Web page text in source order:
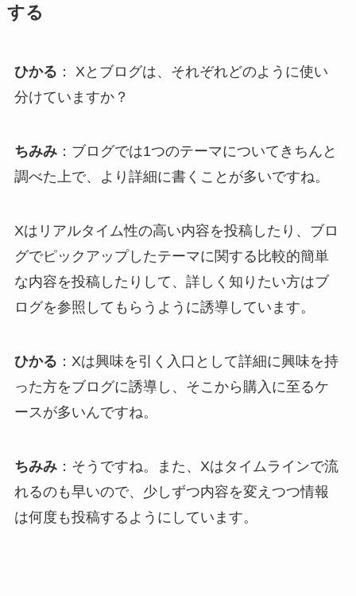
する
ひかる ： Xとブログは、それぞれどのように使い
分けていますか？
ちみみ：ブログでは1つのテーマについてきちんと
調べた上で、より詳細に書くことが多いですね。
Xはリアルタイム性の高い内容を投稿したり、ブロ
グでピックアップしたテーマに関する比較的簡単
な内容を投稿したりして、詳しく知りたい方はブ
ログを参照してもらうように誘導しています。
ひかる ：Xは興味を引く入口として詳細に興味を持
った方をブログに誘導し、そこから購入に至るケ
ースが多いんですね。
ちみみ：そうですね。また、Xはタイムラインで流
れるのも早いので、少しずつ内容を変えつつ情報
は何度も投稿するようにしています。